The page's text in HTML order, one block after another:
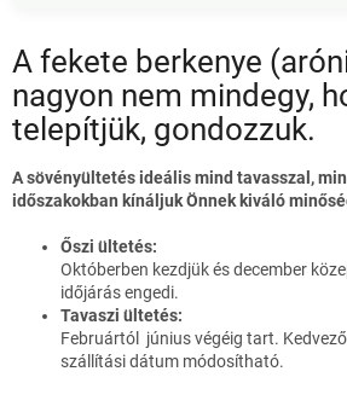
A fekete berkenye
nagyon nem mindegy,
telepítjük, gondozzuk.
A sövényültetés ideális mind tavasszal,
időszakokban kínáljuk Önnek kiváló
Őszi ültetés:
Októberben kezdjük és december
időjárás engedi.
Tavaszi ültetés:
Februártól június végéig tart.
szállítási dátum módosítható.